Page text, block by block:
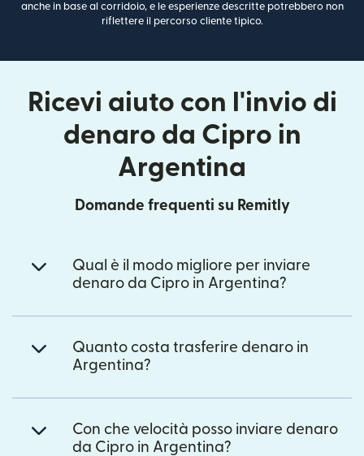
anche in base al corridoio, e le esperienze descritte potrebbero non
riflettere il percorso cliente tipico.
Ricevi aiuto con l'invio di
denaro da Cipro in
Argentina
Domande frequenti su Remitly
Qual è il modo migliore per inviare
denaro da Cipro in Argentina?
Quanto costa trasferire denaro in
Argentina?
Con che velocità posso inviare denaro
da Cipro in Argentina?